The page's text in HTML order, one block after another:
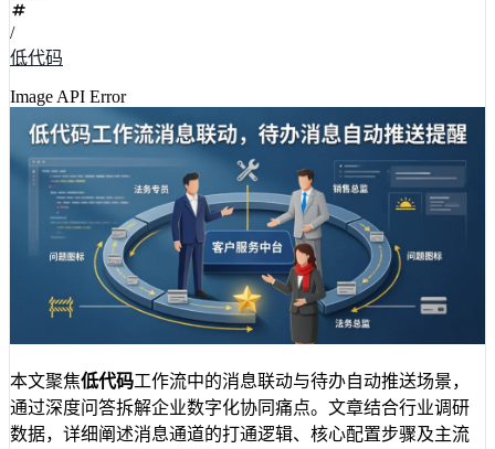
/
低代码
Image API Error
本文聚焦低代码工作流中的消息联动与待办自动推送场景，
通过深度问答拆解企业数字化协同痛点。文章结合行业调研
数据，详细阐述消息通道的打通逻辑、核心配置步骤及主流